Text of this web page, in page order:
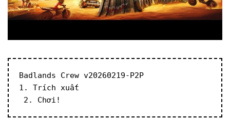
Badlands Crew v20260219-P2P
1. Trích xuất
2. Chơi!